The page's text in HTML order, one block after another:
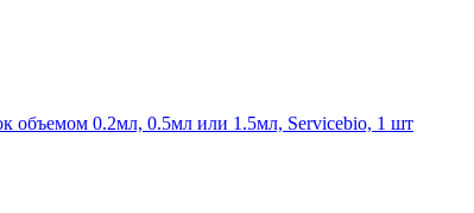
объемом 0.2мл, 0.5мл или 1.5мл, Servicebio, 1 шт